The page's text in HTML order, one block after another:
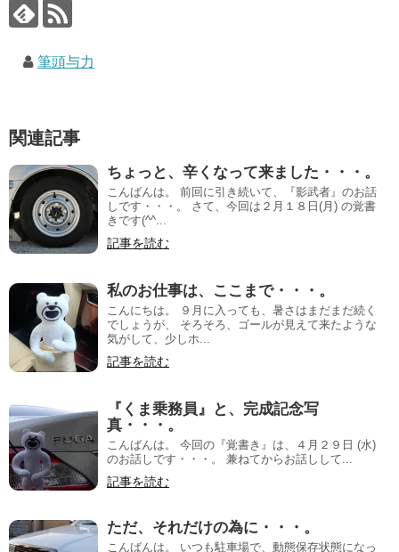
筆頭与力
関連記事
ちょっと、辛くなって来ました・・・。
こんばんは。 前回に引き続いて、『影武者』のお話
しです・・・。 さて、今回は２月１８日(月) の覚書
きです(^^...
記事を読む
私のお仕事は、ここまで・・・。
こんにちは。 ９月に入っても、暑さはまだまだ続く
でしょうが、 そろそろ、ゴールが見えて来たような
気がして、少しホ...
記事を読む
『くま乗務員』と、完成記念写
真・・・。
こんばんは。 今回の『覚書き』は、４月２９日 (水)
のお話しです・・・。 兼ねてからお話しして...
記事を読む
ただ、それだけの為に・・・。
こんばんは。 いつも駐車場で、動態保存状態になっ